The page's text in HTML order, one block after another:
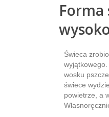
Forma
Świeca
wosku
świece
powietrze, a